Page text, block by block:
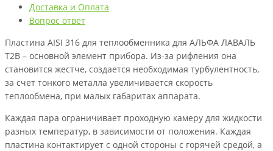
Доставка и Оплата
Вопрос ответ
Пластина AISI 316 для теплообменника для АЛЬФА ЛАВАЛЬ
T2B – основной элемент прибора. Из-за рифления она
становится жестче, создается необходимая турбулентность,
за счет тонкого металла увеличивается скорость
теплообмена, при малых габаритах аппарата.
Каждая пара ограничивает проходную камеру для жидкости
разных температур, в зависимости от положения. Каждая
пластина контактирует с одной стороны с горячей средой, а